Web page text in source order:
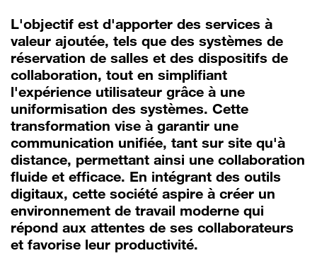
L'objectif est d'apporter des services à
valeur ajoutée, tels que des systèmes de
réservation de salles et des dispositifs de
collaboration, tout en simplifiant
l'expérience utilisateur grâce à une
uniformisation des systèmes. Cette
transformation vise à garantir une
communication unifiée, tant sur site qu'à
distance, permettant ainsi une collaboration
fluide et efficace. En intégrant des outils
digitaux, cette société aspire à créer un
environnement de travail moderne qui
répond aux attentes de ses collaborateurs
et favorise leur productivité.